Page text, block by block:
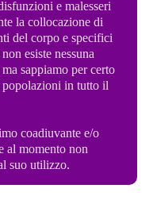
e malesseri
la collocazione di
del corpo e specifici
esiste nessuna
sappiamo per certo
popolazioni in tutto il
coadiuvante e/o
al momento non
suo utilizzo.